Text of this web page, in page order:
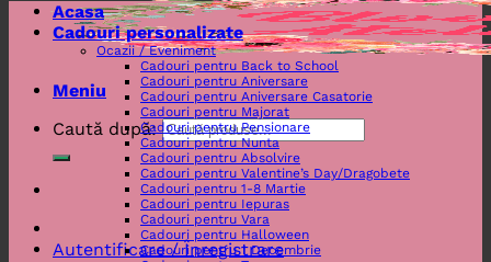
Meniu
Caută după:
Autentificare / Înregistrare
Acasa
Cadouri personalizate
Ocazii / Eveniment
Cadouri pentru Back to School
Cadouri pentru Aniversare
Cadouri pentru Aniversare Casatorie
Cadouri pentru Majorat
Cadouri pentru Pensionare
Cadouri pentru Nunta
Cadouri pentru Absolvire
Cadouri pentru Valentine’s Day/Dragobete
Cadouri pentru 1-8 Martie
Cadouri pentru Iepuras
Cadouri pentru Vara
Cadouri pentru Halloween
Cadouri pentru 1 Decembrie